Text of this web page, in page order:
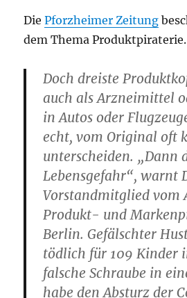
DiePforzheimer Zeitung
dem Thema Produktpiraterie.
Doch dreiste
auch als Arzneimittel
in Autos oder
echt, vom Original oft
unterscheiden. „Dann
Lebensgefahr“, warnt
Vorstandmitglied vom
Produkt- und
Berlin. Gefälschter
tödlich für 109 Kinder
falsche Schraube in
habe den Absturz der